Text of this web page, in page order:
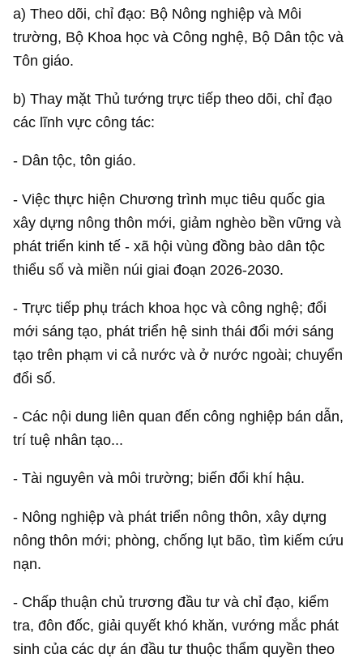
a) Theo dõi, chỉ đạo: Bộ Nông nghiệp và Môi
trường, Bộ Khoa học và Công nghệ, Bộ Dân tộc và
Tôn giáo.
b) Thay mặt Thủ tướng trực tiếp theo dõi, chỉ đạo
các lĩnh vực công tác:
- Dân tộc, tôn giáo.
- Việc thực hiện Chương trình mục tiêu quốc gia
xây dựng nông thôn mới, giảm nghèo bền vững và
phát triển kinh tế - xã hội vùng đồng bào dân tộc
thiểu số và miền núi giai đoạn 2026-2030.
- Trực tiếp phụ trách khoa học và công nghệ; đổi
mới sáng tạo, phát triển hệ sinh thái đổi mới sáng
tạo trên phạm vi cả nước và ở nước ngoài; chuyển
đổi số.
- Các nội dung liên quan đến công nghiệp bán dẫn,
trí tuệ nhân tạo...
- Tài nguyên và môi trường; biến đổi khí hậu.
- Nông nghiệp và phát triển nông thôn, xây dựng
nông thôn mới; phòng, chống lụt bão, tìm kiếm cứu
nạn.
- Chấp thuận chủ trương đầu tư và chỉ đạo, kiểm
tra, đôn đốc, giải quyết khó khăn, vướng mắc phát
sinh của các dự án đầu tư thuộc thẩm quyền theo